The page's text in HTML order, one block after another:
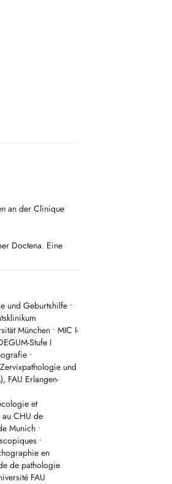
an der Clinique
Doctena. Eine
neue
erhalten,
einen schnelleren
à la Clinique
Un contact
accepter de
Doctena, veuillez
Bohler -
und Geburtshilfe •
München • MIC I-
Stufe I
•
und
FAU Erlangen-
et
CHU de
Munich •
•
en
de pathologie
FAU